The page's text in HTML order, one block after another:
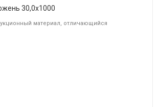
30,0х1000
материал, отличающийся